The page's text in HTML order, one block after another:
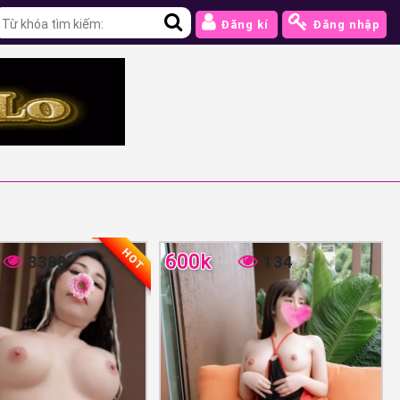
Đăng kí Đăng nhập
3388 HOT 600k 134